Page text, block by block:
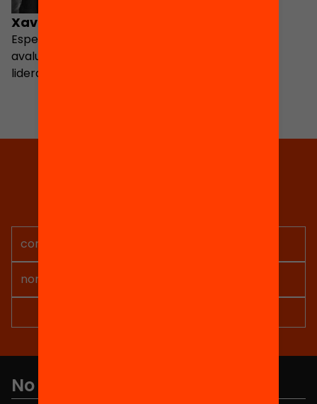
Xavier Chavarria
Especialista en
avaluació educativa i
lideratge escolar
No et perdis res